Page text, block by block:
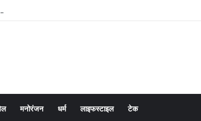
भोपाल में ब्रिक्स देशों के संस्कृति मंत्रियों का महामंथन, विरासत और अर्थव्यवस्था
मनोरंजन धर्म लाइफस्टाइल टेक